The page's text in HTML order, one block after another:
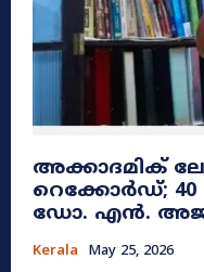
അക്കാദമിക്
റെക്കോർഡ്; 40
ഡോ. എൻ.
Kerala May 25, 2026